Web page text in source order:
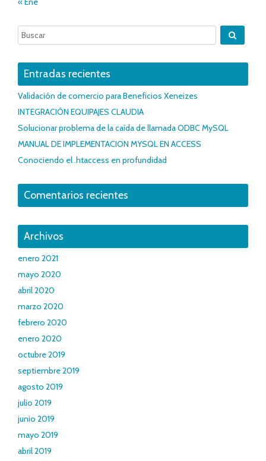
Entradas recientes
Validación de comercio para Beneficios Xeneizes
INTEGRACIÓN EQUIPAJES CLAUDIA
Solucionar problema de la caída de llamada ODBC MySQL
MANUAL DE IMPLEMENTACION MYSQL EN ACCESS
Conociendo el .htaccess en profundidad
Comentarios recientes
Archivos
enero 2021
mayo 2020
abril 2020
marzo 2020
febrero 2020
enero 2020
octubre 2019
septiembre 2019
agosto 2019
julio 2019
junio 2019
mayo 2019
abril 2019